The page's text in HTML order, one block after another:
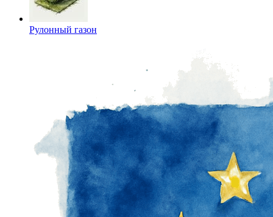
Рулонный газон